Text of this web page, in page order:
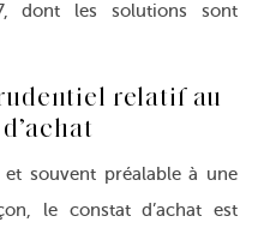
dont les solutions sont
relatif au
souvent préalable à une
le constat d’achat est